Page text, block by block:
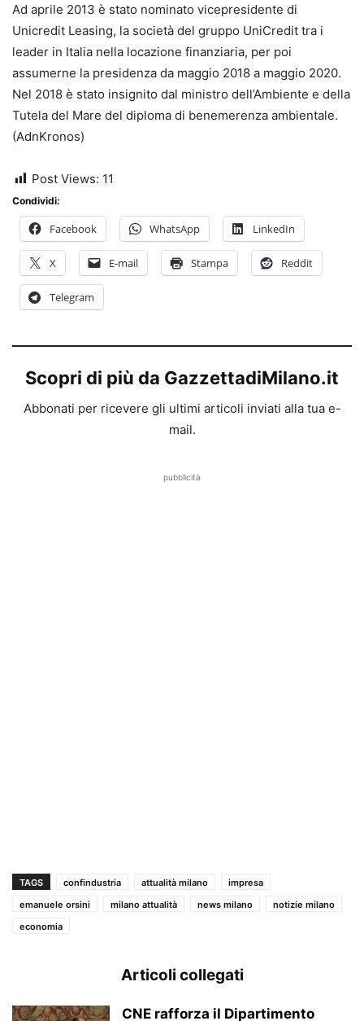
Ad aprile 2013 è stato nominato vicepresidente di
Unicredit Leasing, la società del gruppo UniCredit tra i
leader in Italia nella locazione finanziaria, per poi
assumerne la presidenza da maggio 2018 a maggio 2020.
Nel 2018 è stato insignito dal ministro dell’Ambiente e della
Tutela del Mare del diploma di benemerenza ambientale.
(AdnKronos)
Post Views: 11
Condividi:
Facebook WhatsApp LinkedIn
X E-mail Stampa Reddit
Telegram
Scopri di più da GazzettadiMilano.it
Abbonati per ricevere gli ultimi articoli inviati alla tua e-
mail.
pubblicità
TAGS confindustria attualità milano
impresa
emanuele orsini
milano attualità news milano
notizie milano
economia
Articoli collegati
CNE rafforza il Dipartimento